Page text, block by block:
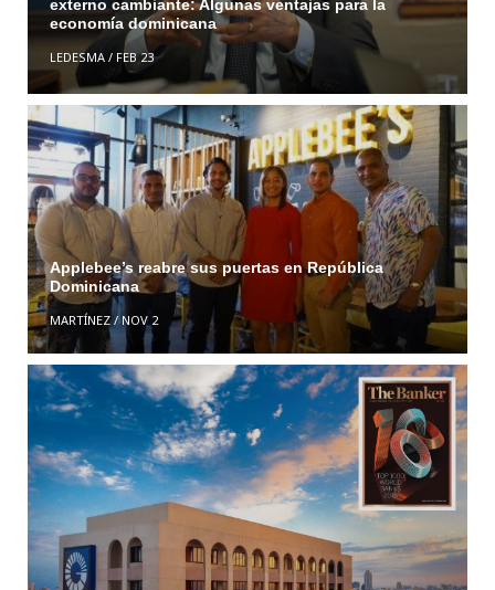
externo cambiante: Algunas ventajas para la
economía dominicana
LEDESMA/ FEB 23
Applebee’s reabre sus puertas en República
Dominicana
MARTÍNEZ/ NOV 2